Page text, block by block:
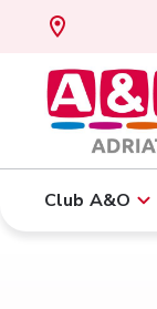
Club A&O